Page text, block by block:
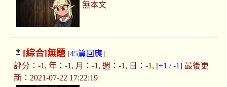
無本文
[綜合]無題[45篇回應]
評分：-1, 年：-1, 月：-1, 週：-1, 日：-1, [+1 /-1] 最後更
新：2021-07-22 17:22:19